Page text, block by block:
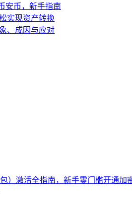
安币，新手指南
实现资产转换
、成因与应对
包）激活全指南，新手零门槛开通加